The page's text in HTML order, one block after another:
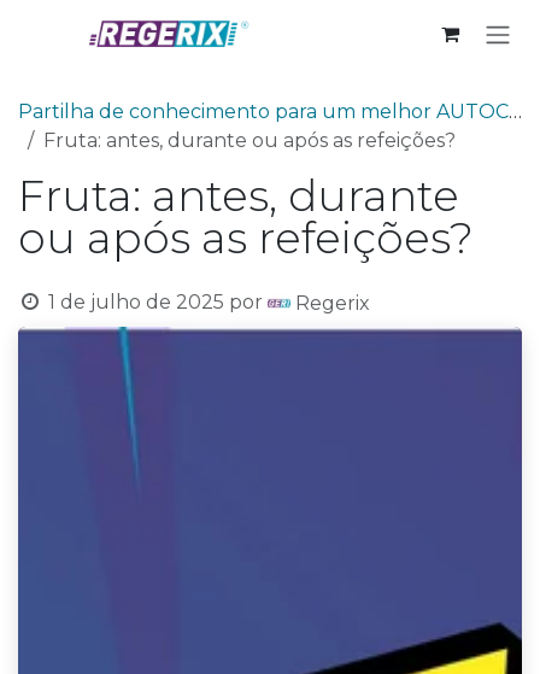
Partilha de conhecimento para um melhor AUTOCUIDADO
Fruta: antes, durante ou após as refeições?
Fruta: antes, durante
ou após as refeições?
1 de julho de 2025 por Regerix